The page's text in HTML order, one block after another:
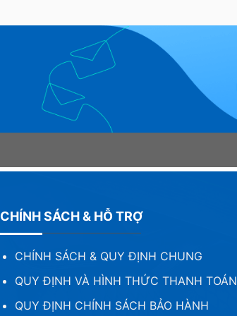
CHÍNH SÁCH & HỖ TRỢ
CHÍNH SÁCH & QUY ĐỊNH CHUNG
QUY ĐỊNH VÀ HÌNH THỨC THANH TOÁN
QUY ĐỊNH CHÍNH SÁCH BẢO HÀNH